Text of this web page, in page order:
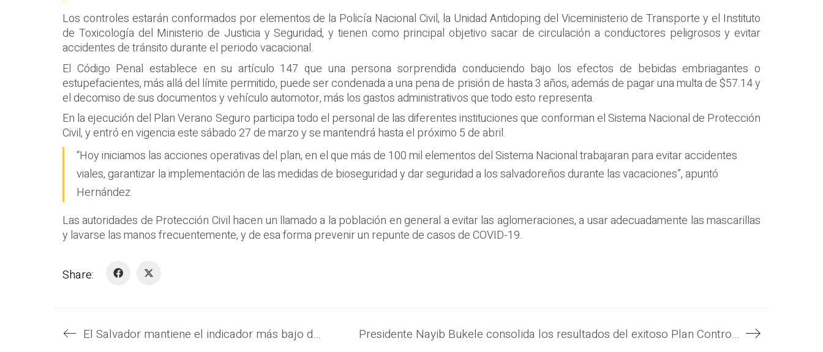
Los controles estarán conformados por elementos de la Policía Nacional Civil, la Unidad Antidoping del Viceministerio de Transporte y el Instituto
de Toxicología del Ministerio de Justicia y Seguridad, y tienen como principal objetivo sacar de circulación a conductores peligrosos y evitar
accidentes de tránsito durante el periodo vacacional.
El Código Penal establece en su artículo 147 que una persona sorprendida conduciendo bajo los efectos de bebidas embriagantes o
estupefacientes, más allá del límite permitido, puede ser condenada a una pena de prisión de hasta 3 años, además de pagar una multa de $57.14 y
el decomiso de sus documentos y vehículo automotor, más los gastos administrativos que todo esto representa.
En la ejecución del Plan Verano Seguro participa todo el personal de las diferentes instituciones que conforman el Sistema Nacional de Protección
Civil, y entró en vigencia este sábado 27 de marzo y se mantendrá hasta el próximo 5 de abril.
“Hoy iniciamos las acciones operativas del plan, en el que más de 100 mil elementos del Sistema Nacional trabajaran para evitar accidentes
viales, garantizar la implementación de las medidas de bioseguridad y dar seguridad a los salvadoreños durante las vacaciones”, apuntó
Hernández.
Las autoridades de Protección Civil hacen un llamado a la población en general a evitar las aglomeraciones, a usar adecuadamente las mascarillas
y lavarse las manos frecuentemente, y de esa forma prevenir un repunte de casos de COVID-19.
Share:
El Salvador mantiene el indicador más bajo de los casos activos de COVID-19 en Centroamérica Presidente Nayib Bukele consolida los resultados del exitoso Plan Control Territorial con el nombramiento del nuevo ministro de Justicia y Seguridad